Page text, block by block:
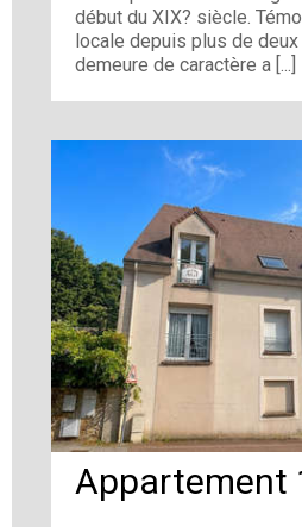
début du XIX? siècle.
locale depuis plus de
demeure de caractère a [...]
Appartement